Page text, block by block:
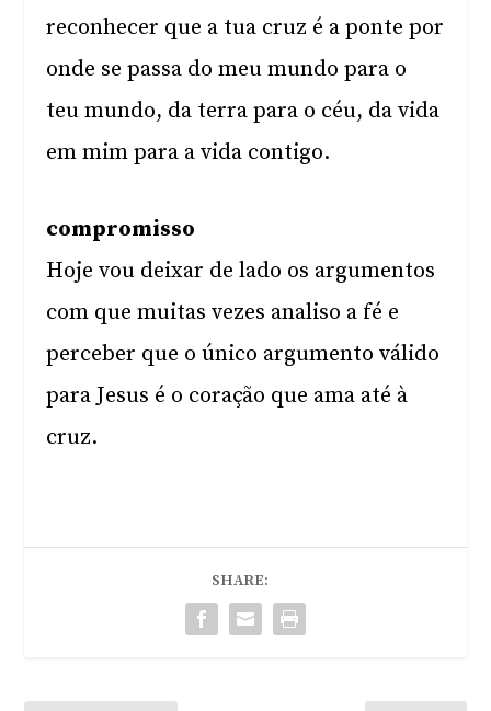
reconhecer que a tua cruz é a ponte por
onde se passa do meu mundo para o
teu mundo, da terra para o céu, da vida
em mim para a vida contigo.
compromisso
Hoje vou deixar de lado os argumentos
com que muitas vezes analiso a fé e
perceber que o único argumento válido
para Jesus é o coração que ama até à
cruz.
SHARE: